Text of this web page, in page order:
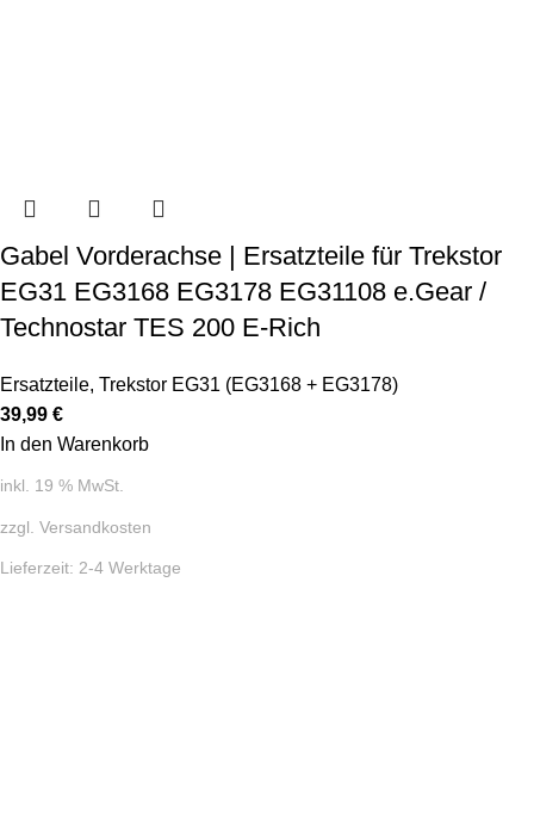
Gabel Vorderachse | Ersatzteile für Trekstor
EG31 EG3168 EG3178 EG31108 e.Gear /
Technostar TES 200 E-Rich
Ersatzteile, Trekstor EG31 (EG3168 + EG3178)
39,99 €
In den Warenkorb
inkl. 19 % MwSt.
zzgl. Versandkosten
Lieferzeit: 2-4 Werktage